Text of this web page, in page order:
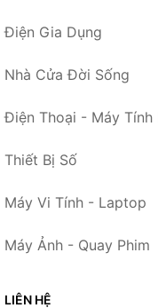
Điện Gia Dụng
Nhà Cửa Đời Sống
Điện Thoại - Máy Tính
Thiết Bị Số
Máy Vi Tính - Laptop
Máy Ảnh - Quay Phim
LIÊN HỆ